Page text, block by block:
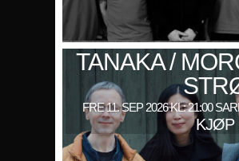
TANAKA /
FRE 11. SEP 2026 KL: 21:00
KJØP